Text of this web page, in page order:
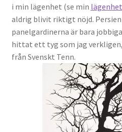
i min lägenhet (se min
aldrig blivit riktigt nöjd.
panelgardinerna är bara
hittat ett tyg som jag
från Svenskt Tenn.